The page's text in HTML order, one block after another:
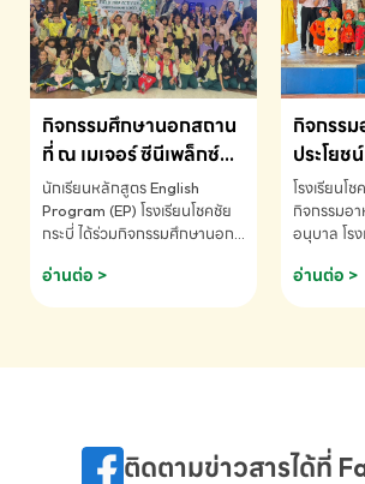
MENTAL
รางวัลรอ
Mental
รองชนะเลิ
K2(Grop)
สอบถามข้อ
075-
กิจกรรมศึกษานอกสถาน
ที่ ณ เมเจอร์ ซีนีเพล็กซ์
ระดับประถมศึกษา (EP.1-
6)
นักเรียนหลักสูตร English
Program (EP) โรงเรียนโชคชัย
กระบี่ ได้ร่วมกิจกรรมศึกษานอก
ชมภาพยนตร์ Toy Story 5
(Soundtrack)เพื่อเสริมทักษะ
ภาษา ผ่านประสบการณ์การเรียนรู้
075-691910
อ่านต่อ >
กิจกรรม
ประโยชน์
โรงเรียนโ
กิจกรรมอา
อนุบาล โร
075-
อ่านต่อ >
ติดตามข่าวสารได้ที่